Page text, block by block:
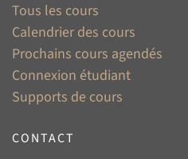
Tous les cours
Calendrier des cours
Prochains cours agendés
Connexion étudiant
Supports de cours
CONTACT